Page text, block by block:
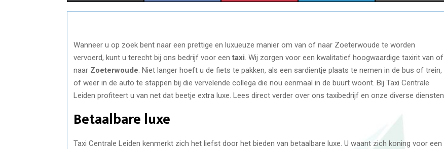
H
R
O
N
H
R
O
N
H
R
O
N
H
R
O
N
H
R
O
N
Wanneer u op zoek bent naar een prettige en luxueuze manier om van of naar Zoeterwoude te worden
vervoerd, kunt u terecht bij ons bedrijf voor een taxi . Wij zorgen voor een kwalitatief hoogwaardige taxirit van of
naar Zoeterwoude . Niet langer hoeft u de fiets te pakken, als een sardientje plaats te nemen in de bus of trein,
of weer in de auto te stappen bij die vervelende collega die nou eenmaal in de buurt woont. Bij Taxi Centrale
Leiden profiteert u van net dat beetje extra luxe. Lees direct verder over ons taxibedrijf en onze diverse diensten.
Betaalbare luxe
Taxi Centrale Leiden kenmerkt zich het liefst door het bieden van betaalbare luxe. U waant zich koning voor een